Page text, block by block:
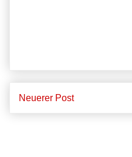
Neuerer Post